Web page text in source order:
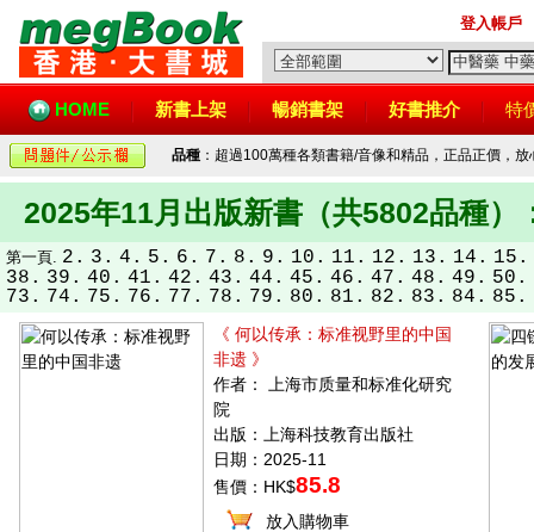
登入帳戶
HOME 新書上架 暢銷書架 好書推介 特
品種 ：超過100萬種各類書籍/音像和精品，正品正價，
2025年11月出版新書（共5802品種）
第一頁. 2. 3. 4. 5. 6. 7. 8. 9. 10. 11. 12. 13. 14. 15.
38. 39. 40. 41. 42. 43. 44. 45. 46. 47. 48. 49. 50.
73. 74. 75. 76. 77. 78. 79. 80. 81. 82. 83. 84. 85.
《 何以传承：标准视野里的中国
非遗 》
作者： 上海市质量和标准化研究
院
出版：上海科技教育出版社
日期：2025-11
售價：HK$85.8
放入購物車